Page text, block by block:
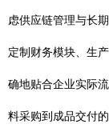
虑供应链管理与长
定制财务模块、生
确地贴合企业实际
料采购到成品交付